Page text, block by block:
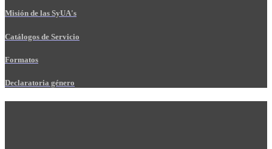
Misión de las SyUA's
Catálogos de Servicio
Formatos
Declaratoria género